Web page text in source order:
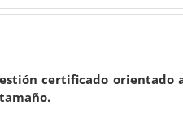
certificado